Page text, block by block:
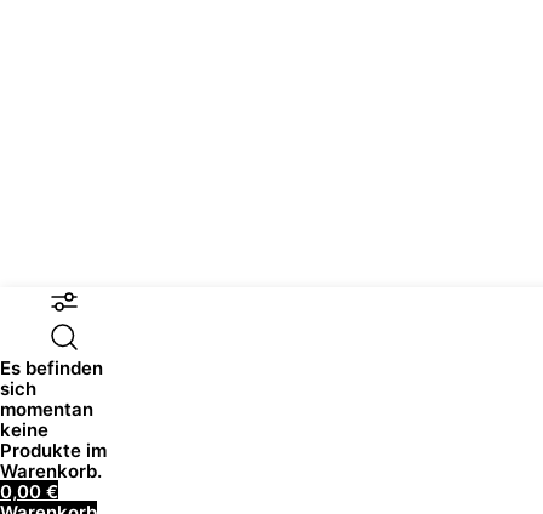
Es befinden
sich
momentan
keine
Produkte im
Warenkorb.
0,00 €